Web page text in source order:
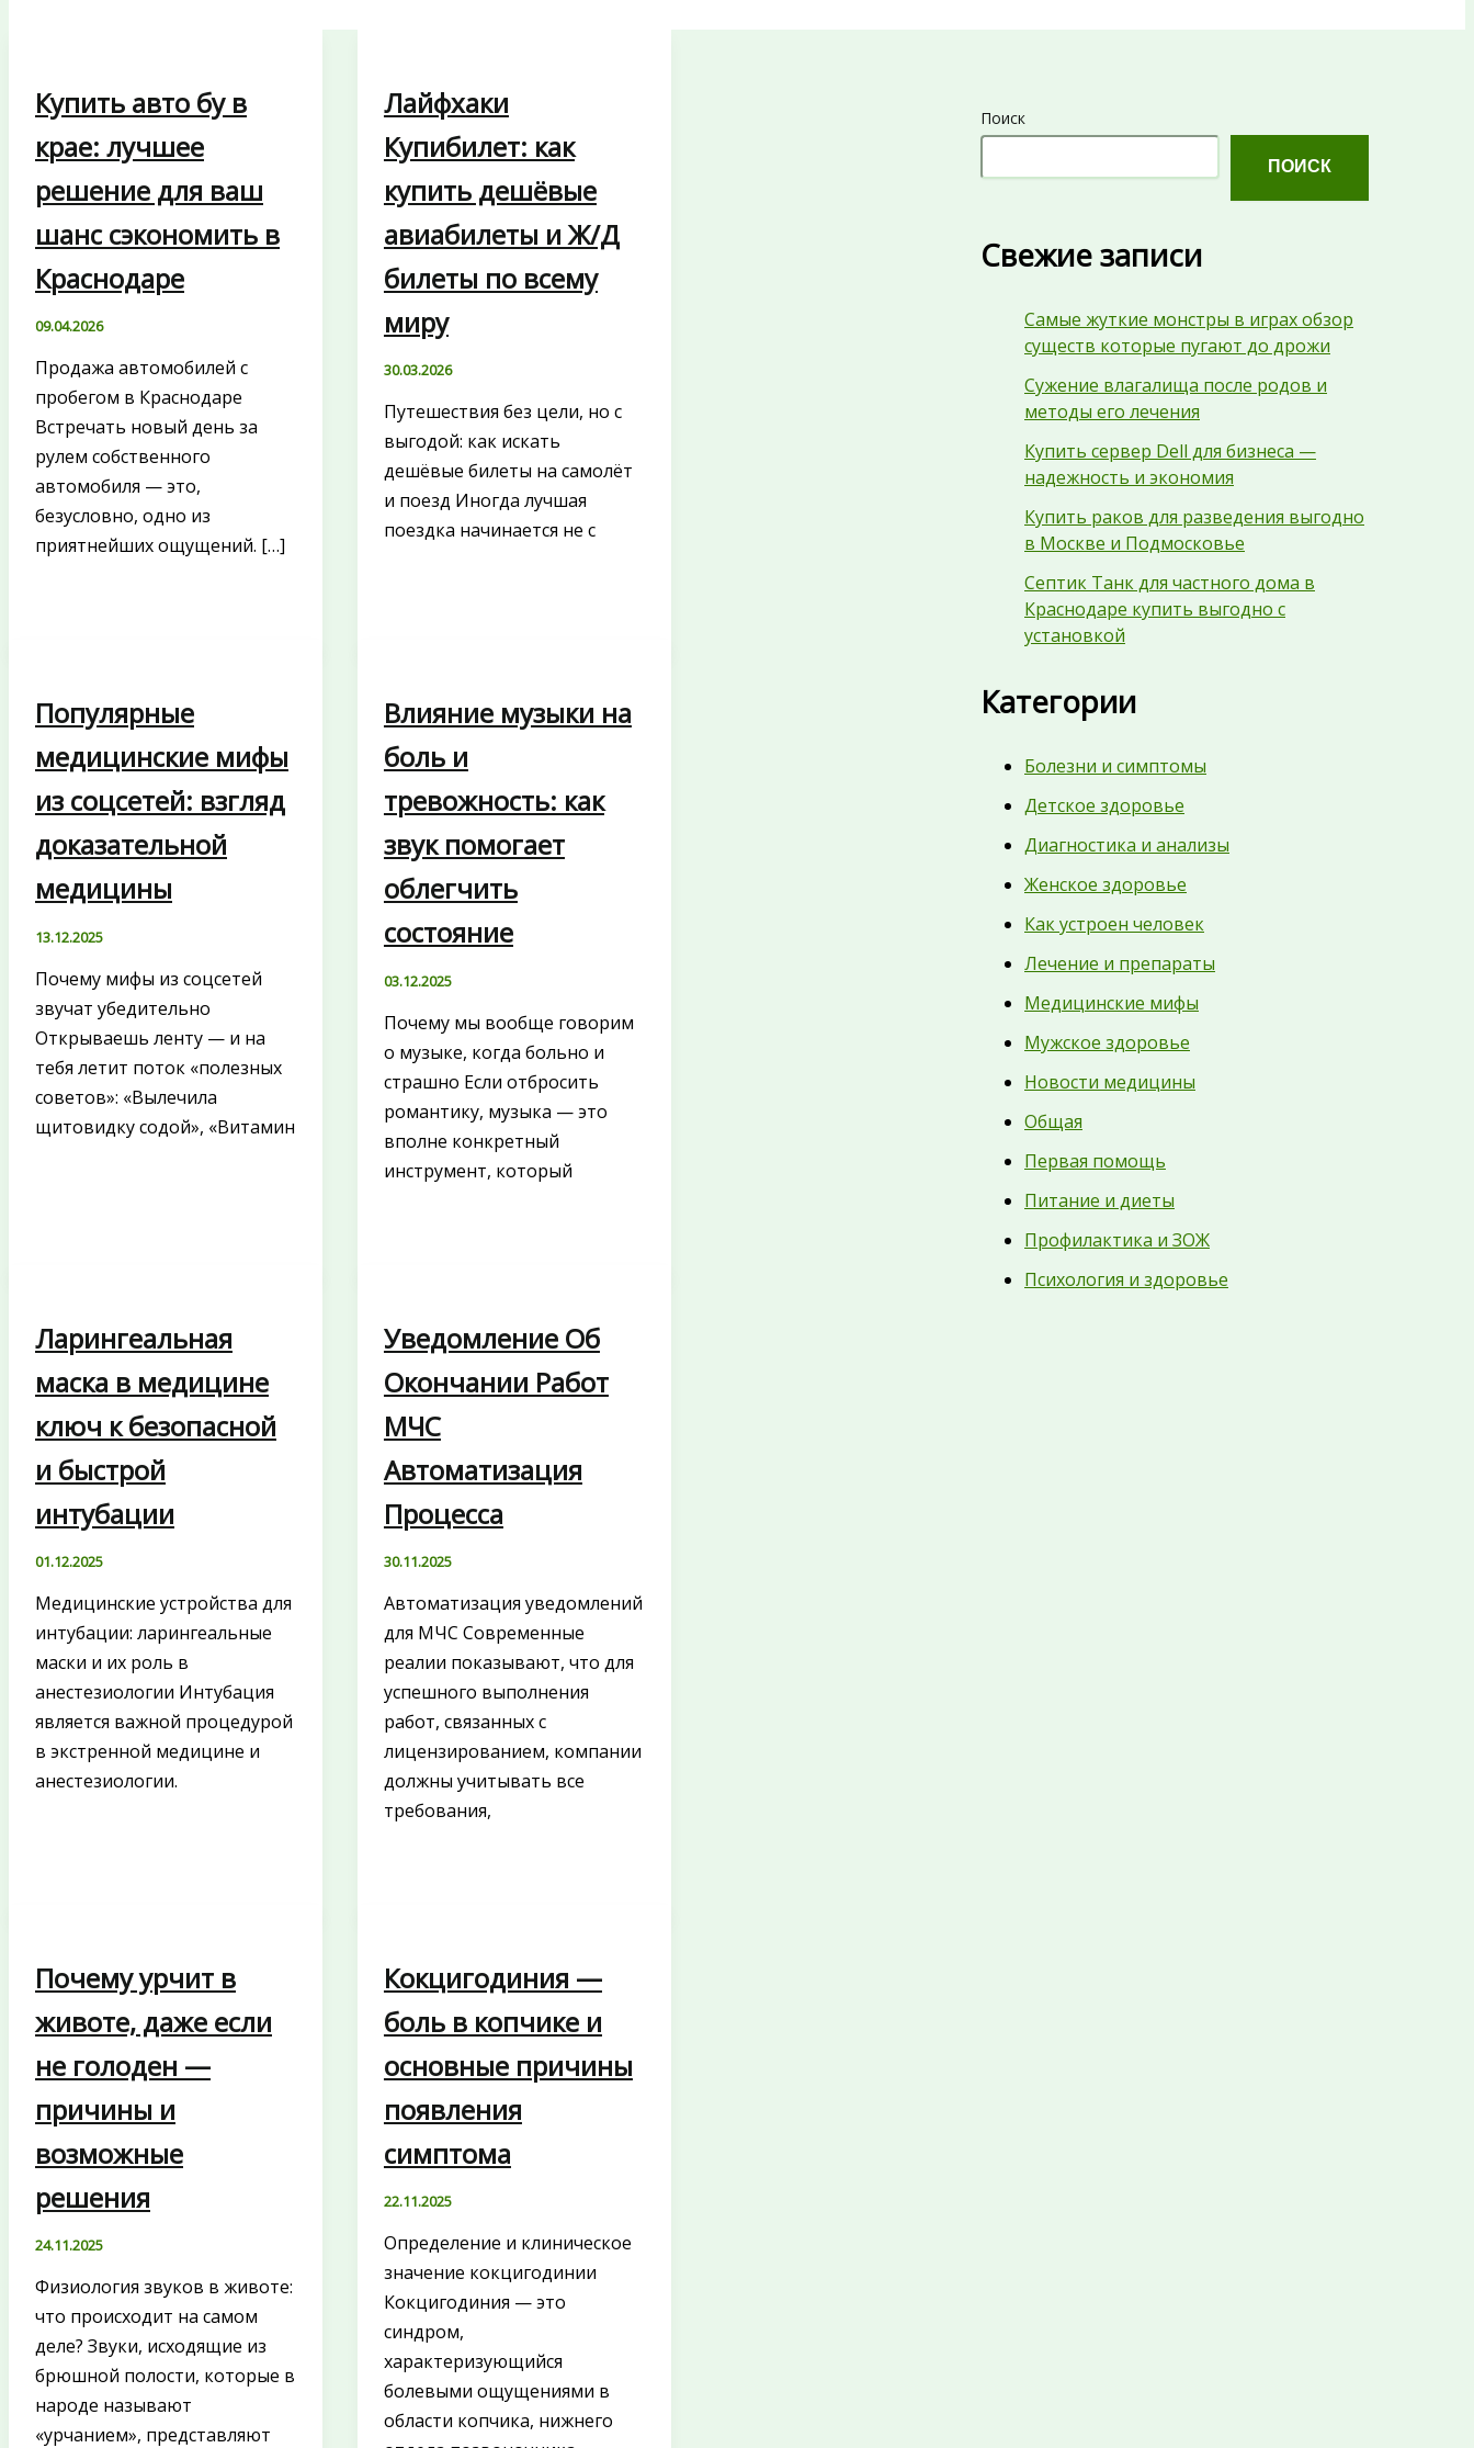
Купить авто бу в
крае: лучшее
решение для ваш
шанс сэкономить в
Краснодаре
09.04.2026
Продажа автомобилей с
пробегом в Краснодаре
Встречать новый день за
рулем собственного
автомобиля — это,
безусловно, одно из
приятнейших ощущений. […]
Лайфхаки
Купибилет: как
купить дешёвые
авиабилеты и Ж/Д
билеты по всему
миру
30.03.2026
Путешествия без цели, но с
выгодой: как искать
дешёвые билеты на самолёт
и поезд Иногда лучшая
поездка начинается не с
Популярные
медицинские мифы
из соцсетей: взгляд
доказательной
медицины
13.12.2025
Почему мифы из соцсетей
звучат убедительно
Открываешь ленту — и на
тебя летит поток «полезных
советов»: «Вылечила
щитовидку содой», «Витамин
Влияние музыки на
боль и
тревожность: как
звук помогает
облегчить
состояние
03.12.2025
Почему мы вообще говорим
о музыке, когда больно и
страшно Если отбросить
романтику, музыка — это
вполне конкретный
инструмент, который
Ларингеальная
маска в медицине
ключ к безопасной
и быстрой
интубации
01.12.2025
Медицинские устройства для
интубации: ларингеальные
маски и их роль в
анестезиологии Интубация
является важной процедурой
в экстренной медицине и
анестезиологии.
Уведомление Об
Окончании Работ
МЧС
Автоматизация
Процесса
30.11.2025
Автоматизация уведомлений
для МЧС Современные
реалии показывают, что для
успешного выполнения
работ, связанных с
лицензированием, компании
должны учитывать все
требования,
Почему урчит в
животе, даже если
не голоден —
причины и
возможные
решения
24.11.2025
Физиология звуков в животе:
что происходит на самом
деле? Звуки, исходящие из
брюшной полости, которые в
народе называют
«урчанием», представляют
Кокцигодиния —
боль в копчике и
основные причины
появления
симптома
22.11.2025
Определение и клиническое
значение кокцигодинии
Кокцигодиния — это
синдром,
характеризующийся
болевыми ощущениями в
области копчика, нижнего
Поиск
ПОИСК
Свежие записи
Самые жуткие монстры в играх обзор
существ которые пугают до дрожи
Сужение влагалища после родов и
методы его лечения
Купить сервер Dell для бизнеса —
надежность и экономия
Купить раков для разведения выгодно
в Москве и Подмосковье
Септик Танк для частного дома в
Краснодаре купить выгодно с
установкой
Категории
Болезни и симптомы
Детское здоровье
Диагностика и анализы
Женское здоровье
Как устроен человек
Лечение и препараты
Медицинские мифы
Мужское здоровье
Новости медицины
Общая
Первая помощь
Питание и диеты
Профилактика и ЗОЖ
Психология и здоровье